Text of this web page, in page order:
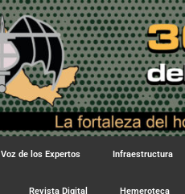
Voz de los Expertos Infraestructura
Revista Digital Hemeroteca